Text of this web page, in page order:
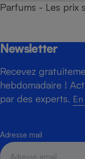
Parfums - Les prix
Newsletter
Recevez
hebdomadaire !
par des experts.
Adresse mail